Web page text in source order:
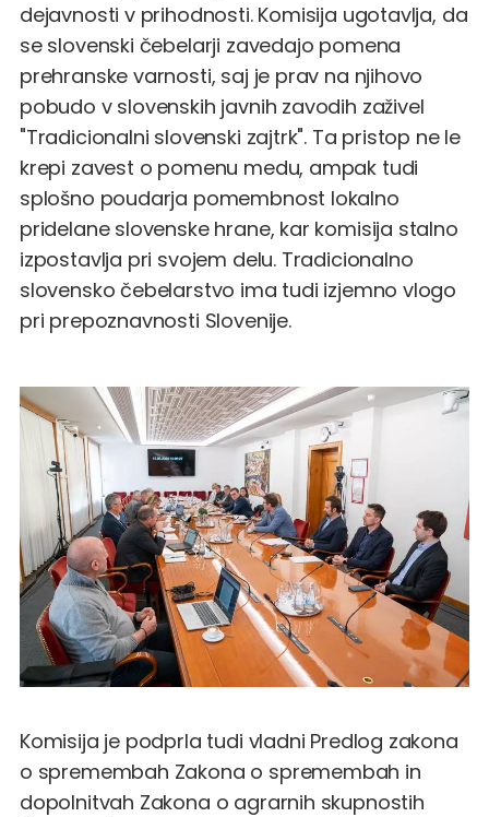
dejavnosti v prihodnosti. Komisija ugotavlja, da
se slovenski čebelarji zavedajo pomena
prehranske varnosti, saj je prav na njihovo
pobudo v slovenskih javnih zavodih zaživel
"Tradicionalni slovenski zajtrk". Ta pristop ne le
krepi zavest o pomenu medu, ampak tudi
splošno poudarja pomembnost lokalno
pridelane slovenske hrane, kar komisija stalno
izpostavlja pri svojem delu. Tradicionalno
slovensko čebelarstvo ima tudi izjemno vlogo
pri prepoznavnosti Slovenije.
Komisija je podprla tudi vladni Predlog zakona
o spremembah Zakona o spremembah in
dopolnitvah Zakona o agrarnih skupnostih